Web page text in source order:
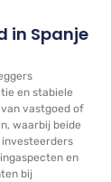
in Spanje
en stabiele
vastgoed of
waarbij beide
investeerders
en
bij